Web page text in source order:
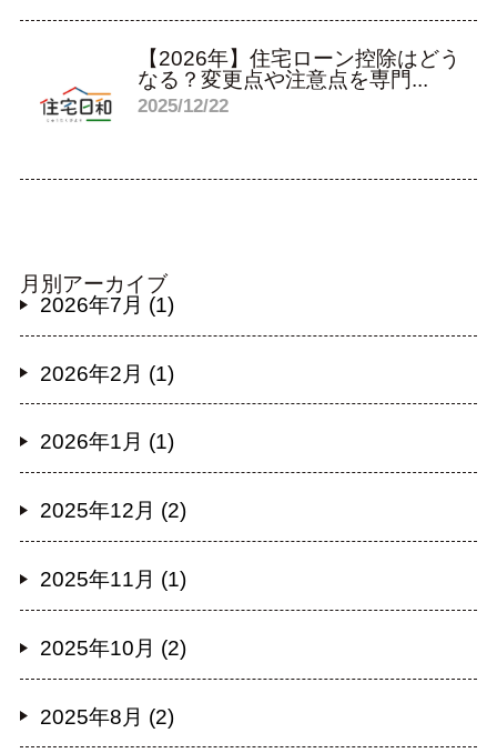
【2026年】住宅ローン控除はどう
なる？変更点や注意点を専門...
2025/12/22
月別アーカイブ
2026年7月 (1)
2026年2月 (1)
2026年1月 (1)
2025年12月 (2)
2025年11月 (1)
2025年10月 (2)
2025年8月 (2)